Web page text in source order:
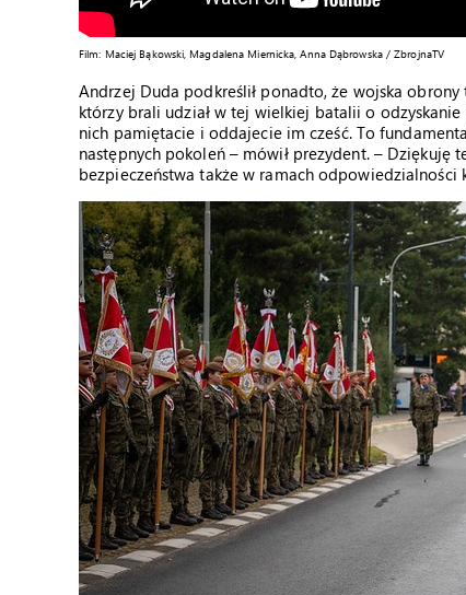
Film: Maciej Bąkowski, Magdalena Miernicka, Anna Dąbrowska / ZbrojnaTV
Andrzej Duda podkreślił ponadto, że wojska
którzy brali udział w tej wielkiej batalii o
nich pamiętacie i oddajecie im cześć. To
następnych pokoleń – mówił prezydent. –
bezpieczeństwa także w ramach